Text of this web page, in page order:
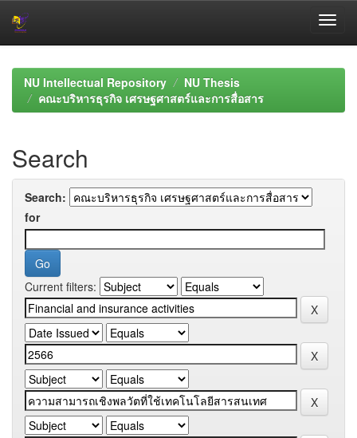
navigationNU Intellectual Repository
NU Thesis
คณะบริหารธุรกิจ เศรษฐศาสตร์และการสื่อสาร
Search
Search:
for
Current filters: